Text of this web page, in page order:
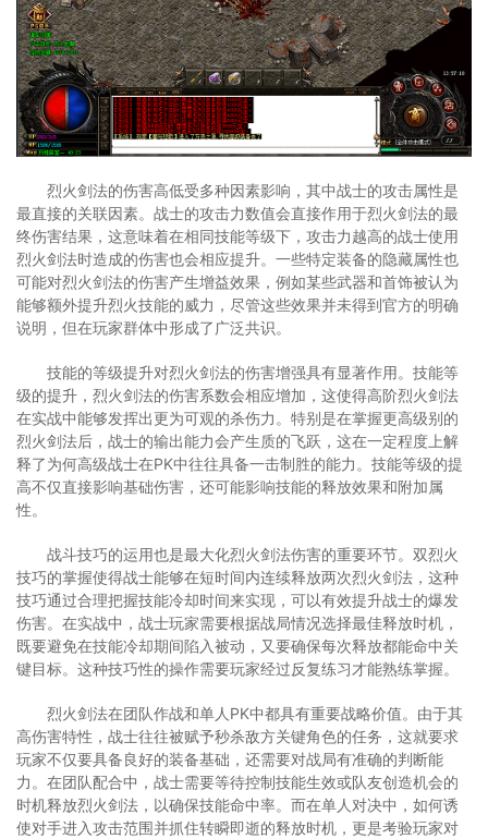
烈火剑法的伤害高低受多种因素影响，其中战士的攻击属性是
最直接的关联因素。战士的攻击力数值会直接作用于烈火剑法的最
终伤害结果，这意味着在相同技能等级下，攻击力越高的战士使用
烈火剑法时造成的伤害也会相应提升。一些特定装备的隐藏属性也
可能对烈火剑法的伤害产生增益效果，例如某些武器和首饰被认为
能够额外提升烈火技能的威力，尽管这些效果并未得到官方的明确
说明，但在玩家群体中形成了广泛共识。
技能的等级提升对烈火剑法的伤害增强具有显著作用。技能等
级的提升，烈火剑法的伤害系数会相应增加，这使得高阶烈火剑法
在实战中能够发挥出更为可观的杀伤力。特别是在掌握更高级别的
烈火剑法后，战士的输出能力会产生质的飞跃，这在一定程度上解
释了为何高级战士在PK中往往具备一击制胜的能力。技能等级的提
高不仅直接影响基础伤害，还可能影响技能的释放效果和附加属
性。
战斗技巧的运用也是最大化烈火剑法伤害的重要环节。双烈火
技巧的掌握使得战士能够在短时间内连续释放两次烈火剑法，这种
技巧通过合理把握技能冷却时间来实现，可以有效提升战士的爆发
伤害。在实战中，战士玩家需要根据战局情况选择最佳释放时机，
既要避免在技能冷却期间陷入被动，又要确保每次释放都能命中关
键目标。这种技巧性的操作需要玩家经过反复练习才能熟练掌握。
烈火剑法在团队作战和单人PK中都具有重要战略价值。由于其
高伤害特性，战士往往被赋予秒杀敌方关键角色的任务，这就要求
玩家不仅要具备良好的装备基础，还需要对战局有准确的判断能
力。在团队配合中，战士需要等待控制技能生效或队友创造机会的
时机释放烈火剑法，以确保技能命中率。而在单人对决中，如何诱
使对手进入攻击范围并抓住转瞬即逝的释放时机，更是考验玩家对